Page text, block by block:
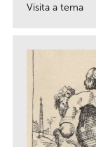
Visita a tema